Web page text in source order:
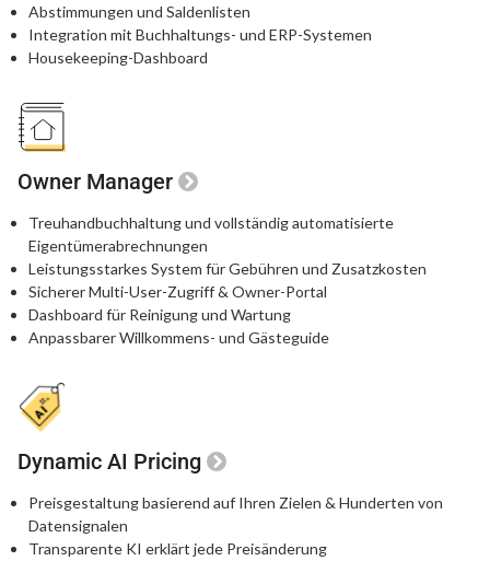
Abstimmungen und Saldenlisten
Integration mit Buchhaltungs- und ERP-Systemen
Housekeeping-Dashboard
Owner Manager
Treuhandbuchhaltung und vollständig automatisierte
Eigentümerabrechnungen
Leistungsstarkes System für Gebühren und Zusatzkosten
Sicherer Multi-User-Zugriff & Owner-Portal
Dashboard für Reinigung und Wartung
Anpassbarer Willkommens- und Gästeguide
Dynamic AI Pricing
Preisgestaltung basierend auf Ihren Zielen & Hunderten von
Datensignalen
Transparente KI erklärt jede Preisänderung